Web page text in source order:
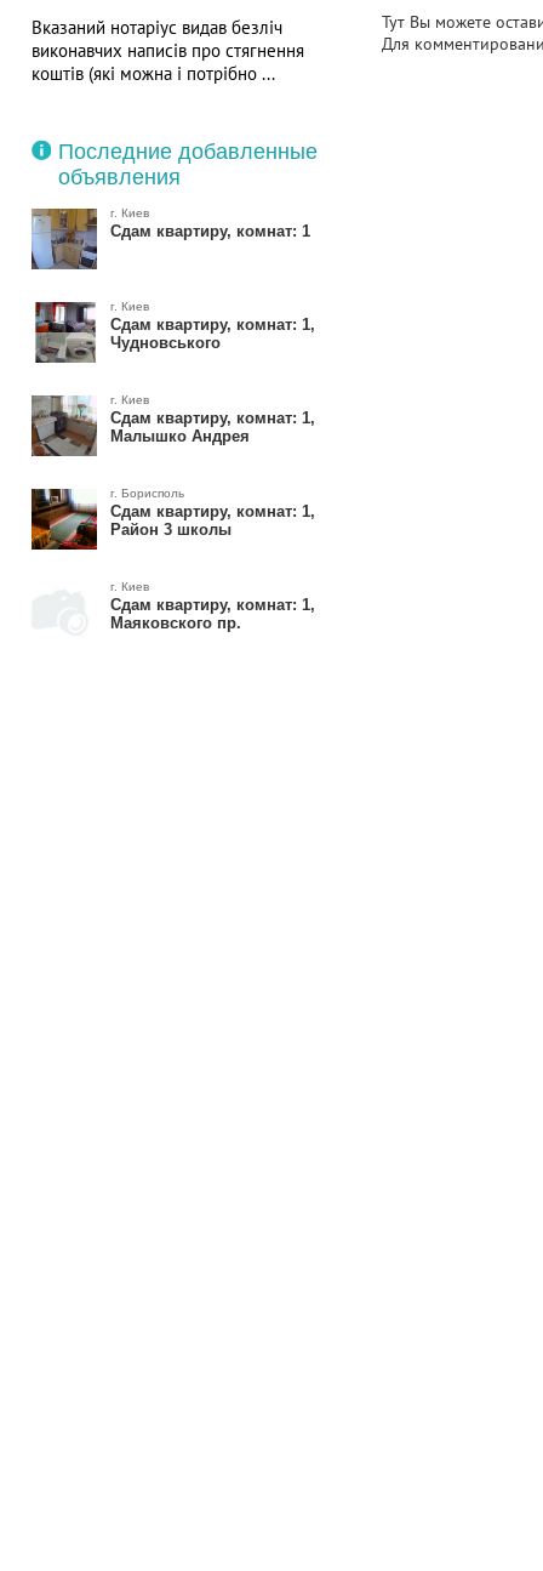
Вказаний нотаріус видав безліч
виконавчих написів про стягнення
коштів (які можна і потрібно ...
Последние добавленные
объявления
г. Киев
Сдам квартиру, комнат: 1
г. Киев
Сдам квартиру, комнат: 1,
Чудновського
г. Киев
Сдам квартиру, комнат: 1,
Малышко Андрея
г. Борисполь
Сдам квартиру, комнат: 1,
Район 3 школы
г. Киев
Сдам квартиру, комнат: 1,
Маяковского пр.
Тут Вы можете
Для